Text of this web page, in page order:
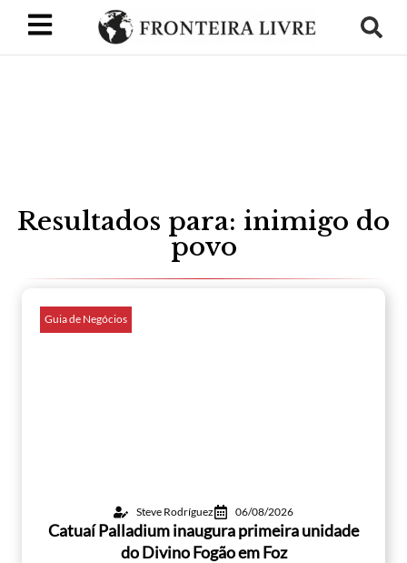
Resultados para: inimigo do
povo
Guia de Negócios
Steve Rodríguez 06/08/2026
Catuaí Palladium inaugura primeira unidade
do Divino Fogão em Foz